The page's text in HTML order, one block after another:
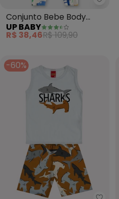
Up
Conjunto Bebe Body
Manga Curta e Calça
Carros (Branco)
UP BABY
R$ 38,46R$ 109,90
-60%